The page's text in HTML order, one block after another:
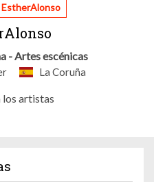
EstherAlonso
- Artes escénicas
La Coruña
los artistas